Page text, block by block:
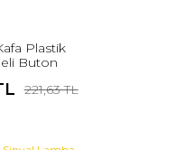
Plastik
Buton
Stop221,63 TL